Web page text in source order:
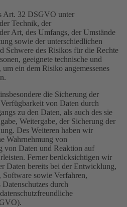
Art. 32 DSGVO unter
Technik, der
Art, des Umfangs, der Umstände
sowie der unterschiedlichen
Schwere des Risikos für die Rechte
geeignete technische und
ein dem Risiko angemessenes
die Sicherung der
von Daten durch
zu den Daten, als auch des sie
Weitergabe, der Sicherung der
Des Weiteren haben wir
Wahrnehmung von
von Daten und Reaktion auf
Ferner berücksichtigen wir
Daten bereits bei der Entwicklung,
sowie Verfahren,
durch